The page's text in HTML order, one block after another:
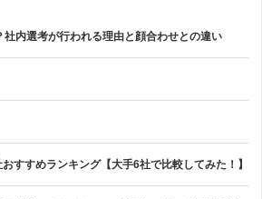
社内選考が行われる理由と顔合わせとの違い
すすめランキング【大手6社で比較してみた！】